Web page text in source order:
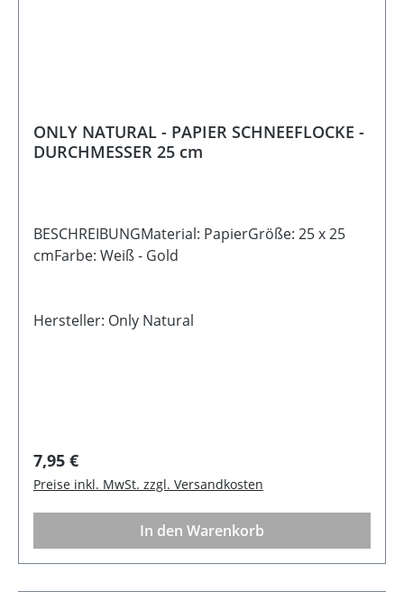
ONLY NATURAL - PAPIER SCHNEEFLOCKE -
DURCHMESSER 25 cm
BESCHREIBUNGMaterial: PapierGröße: 25 x 25
cmFarbe: Weiß - Gold
Hersteller: Only Natural
Regulärer Preis:
7,95 €
Preise inkl. MwSt. zzgl. Versandkosten
In den Warenkorb